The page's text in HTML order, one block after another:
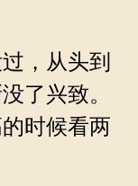
，从头到
了兴致。
时候看两